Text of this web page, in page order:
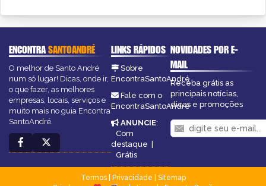
ENCONTRASANTOANDRÉ
O melhor de Santo André
num só lugar! Dicas, onde ir,
o que fazer, as melhores
empresas, locais, serviços e
muito mais no guia Encontra
SantoAndré.
LINKS RÁPIDOS
Sobre
EncontraSantoAndré
Fale com o
EncontraSantoAndré
ANUNCIE:
Com
destaque |
Grátis
NOVIDADES POR E-
MAIL
Receba grátis as
principais notícias,
dicas e promoções
Termos| Privacidade
Sitemap